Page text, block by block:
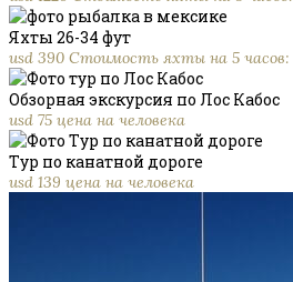
Яхты 26-34 фут
usd 390 Стоимость яхты на 5 часов:
Обзорная экскурсия по Лос Кабос
usd 75 цена на человека
Тур по канатной дороге
usd 139 цена на человека